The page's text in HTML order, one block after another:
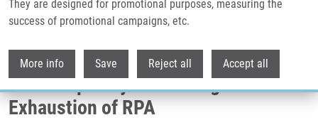
They are designed for promotional purposes, measuring the
success of promotional campaigns, etc.
More info Save Reject all Accept all
ATR Prohibits Replication Catastrophe By Preventing Global Exhaustion
Of RPA
ATR Prohibits Replication
Catastrophe by Preventing Global
Exhaustion of RPA